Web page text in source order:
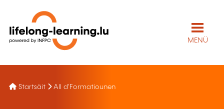
MENÜ
Startsäit All d'Formatiounen